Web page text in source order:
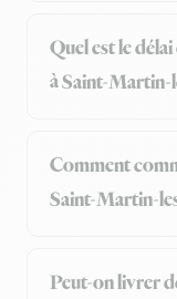
Quel est le
à Saint-Martin-
Comment
Saint-Martin-
Peut-on livrer